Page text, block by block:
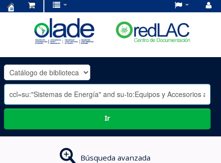
OLADE
-
Ir
Búsqueda avanzada